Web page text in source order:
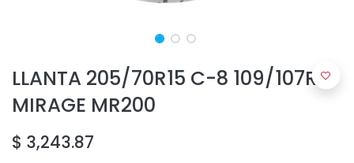
LLANTA 205/70R15 C-8 109/107R
MIRAGE MR200
$ 3,243.87